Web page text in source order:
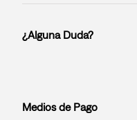
¿Alguna Duda?
Medios de Pago